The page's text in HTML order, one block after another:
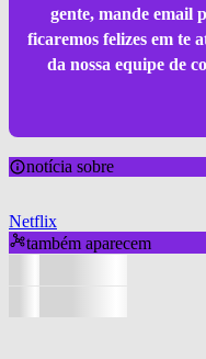
gente, mande email
ficaremos felizes em te
da nossa equipe de
notícia sobre
Netflix
também aparecem